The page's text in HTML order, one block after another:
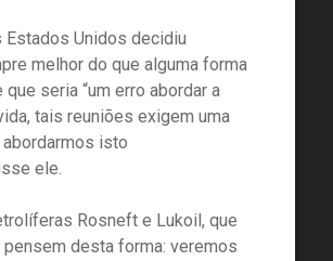
Estados Unidos decidiu
melhor do que alguma forma
seria “um erro abordar a
tais reuniões exigem uma
abordarmos isto
ele.
Rosneft e Lukoil, que
desta forma: veremos